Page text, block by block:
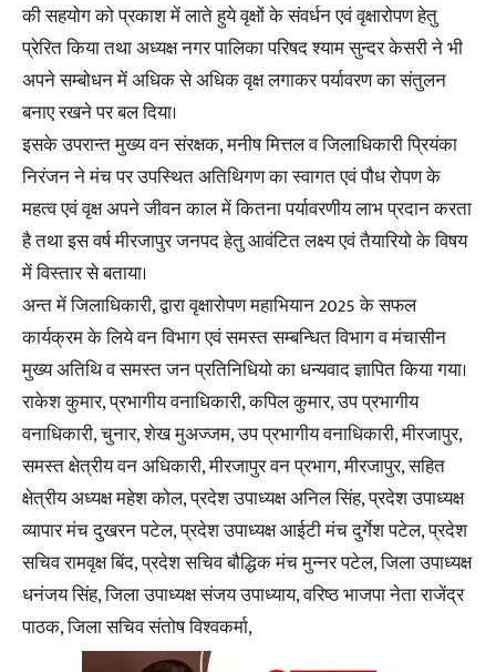
की सहयोग को प्रकाश में लाते हुये वृक्षों के संवर्धन एवं वृक्षारोपण हेतु
प्रेरित किया तथा अध्यक्ष नगर पालिका परिषद श्याम सुन्दर केसरी ने भी
अपने सम्बोधन में अधिक से अधिक वृक्ष लगाकर पर्यावरण का संतुलन
बनाए रखने पर बल दिया।
इसके उपरान्त मुख्य वन संरक्षक, मनीष मित्तल व जिलाधिकारी प्रियंका
निरंजन ने मंच पर उपस्थित अतिथिगण का स्वागत एवं पौध रोपण के
महत्व एवं वृक्ष अपने जीवन काल में कितना पर्यावरणीय लाभ प्रदान करता
है तथा इस वर्ष मीरजापुर जनपद हेतु आवंटित लक्ष्य एवं तैयारियो के विषय
में विस्तार से बताया।
अन्त में जिलाधिकारी, द्वारा वृक्षारोपण महाभियान 2025 के सफल
कार्यक्रम के लिये वन विभाग एवं समस्त सम्बन्धित विभाग व मंचासीन
मुख्य अतिथि व समस्त जन प्रतिनिधियो का धन्यवाद ज्ञापित किया गया।
राकेश कुमार, प्रभागीय वनाधिकारी, कपिल कुमार, उप प्रभागीय
वनाधिकारी, चुनार, शेख मुअज्जम, उप प्रभागीय वनाधिकारी, मीरजापुर,
समस्त क्षेत्रीय वन अधिकारी, मीरजापुर वन प्रभाग, मीरजापुर, सहित
क्षेत्रीय अध्यक्ष महेश कोल, प्रदेश उपाध्यक्ष अनिल सिंह, प्रदेश उपाध्यक्ष
व्यापार मंच दुखरन पटेल, प्रदेश उपाध्यक्ष आईटी मंच दुर्गेश पटेल, प्रदेश
सचिव रामवृक्ष बिंद, प्रदेश सचिव बौद्धिक मंच मुन्नर पटेल, जिला उपाध्यक्ष
धनंजय सिंह, जिला उपाध्यक्ष संजय उपाध्याय, वरिष्ठ भाजपा नेता राजेंद्र
पाठक, जिला सचिव संतोष विश्वकर्मा,